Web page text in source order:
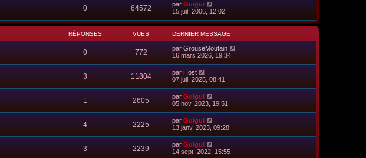
0 64572 par Guigui
15 juil. 2006, 12:02
RÉPONSES VUES DERNIER MESSAGE
0 772 par GrouseMoutain
16 mars 2026, 19:34
3 11804 par Host
07 juil. 2025, 08:41
1 2605 par Guigui
05 nov. 2023, 19:51
4 2225 par Guigui
13 janv. 2023, 09:28
3 2239 par Guigui
14 sept. 2022, 15:55